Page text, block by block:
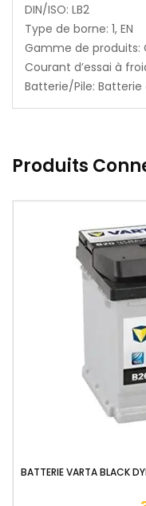
DIN/ISO: LB2
Type de borne: 1, EN
Gamme de produits:
Courant d’essai à
Batterie/Pile:
Produits
BLACK DYNAMIC 45AH,